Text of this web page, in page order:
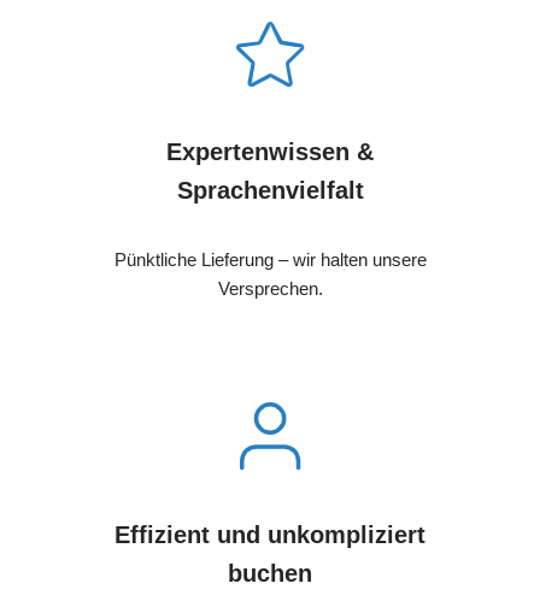
Expertenwissen &
Sprachenvielfalt
Pünktliche Lieferung – wir halten unsere
Versprechen.
Effizient und unkompliziert
buchen